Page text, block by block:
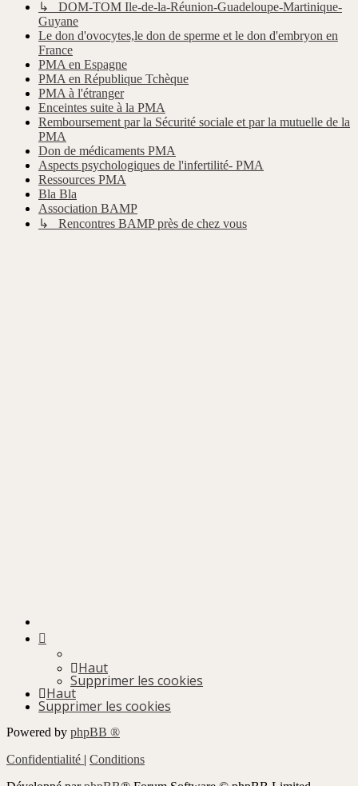
↳ DOM-TOM Ile-de-la-Réunion-Guadeloupe-Martinique-
Guyane
Le don d'ovocytes,le don de sperme et le don d'embryon en
France
PMA en Espagne
PMA en République Tchèque
PMA à l'étranger
Enceintes suite à la PMA
Remboursement par la Sécurité sociale et par la mutuelle de la
PMA
Don de médicaments PMA
Aspects psychologiques de l'infertilité- PMA
Ressources PMA
Bla Bla
Association BAMP
↳ Rencontres BAMP près de chez vous
Haut
Supprimer les cookies
Haut
Supprimer les cookies
Powered by phpBB ®
Confidentialité | Conditions